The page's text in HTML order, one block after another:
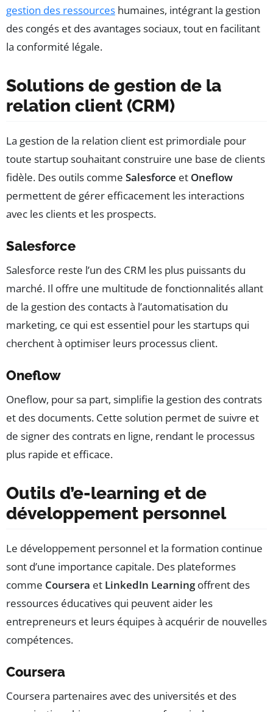
gestion des ressources humaines, intégrant la gestion
des congés et des avantages sociaux, tout en facilitant
la conformité légale.
Solutions de gestion de la
relation client (CRM)
La gestion de la relation client est primordiale pour
toute startup souhaitant construire une base de clients
fidèle. Des outils comme Salesforce et Oneflow
permettent de gérer efficacement les interactions
avec les clients et les prospects.
Salesforce
Salesforce reste l’un des CRM les plus puissants du
marché. Il offre une multitude de fonctionnalités allant
de la gestion des contacts à l’automatisation du
marketing, ce qui est essentiel pour les startups qui
cherchent à optimiser leurs processus client.
Oneflow
Oneflow, pour sa part, simplifie la gestion des contrats
et des documents. Cette solution permet de suivre et
de signer des contrats en ligne, rendant le processus
plus rapide et efficace.
Outils d’e-learning et de
développement personnel
Le développement personnel et la formation continue
sont d’une importance capitale. Des plateformes
comme Coursera et LinkedIn Learningoffrent des
ressources éducatives qui peuvent aider les
entrepreneurs et leurs équipes à acquérir de nouvelles
compétences.
Coursera
Coursera partenaires avec des universités et des